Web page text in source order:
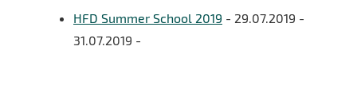
HFD Summer School 2019 - 29.07.2019 -
31.07.2019 -